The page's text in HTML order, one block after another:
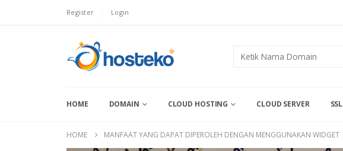
Register Login
HOME DOMAIN CLOUD HOSTING CLOUD SERVER SSL
HOME MANFAAT YANG DAPAT DIPEROLEH DENGAN MENGGUNAKAN WIDGET